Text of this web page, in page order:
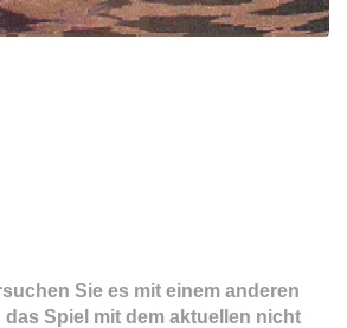
Sie es mit einem anderen
das Spiel mit dem aktuellen nicht